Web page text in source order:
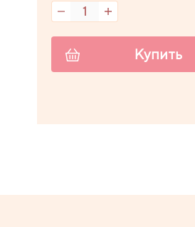
Купить